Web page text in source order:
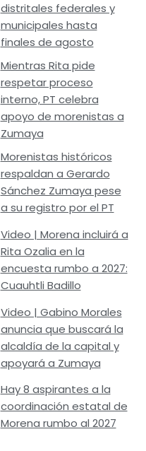
distritales federales y
municipales hasta
finales de agosto
Mientras Rita pide
respetar proceso
interno, PT celebra
apoyo de morenistas a
Zumaya
Morenistas históricos
respaldan a Gerardo
Sánchez Zumaya pese
a su registro por el PT
Video | Morena incluirá a
Rita Ozalia en la
encuesta rumbo a 2027:
Cuauhtli Badillo
Video | Gabino Morales
anuncia que buscará la
alcaldía de la capital y
apoyará a Zumaya
Hay 8 aspirantes a la
coordinación estatal de
Morena rumbo al 2027